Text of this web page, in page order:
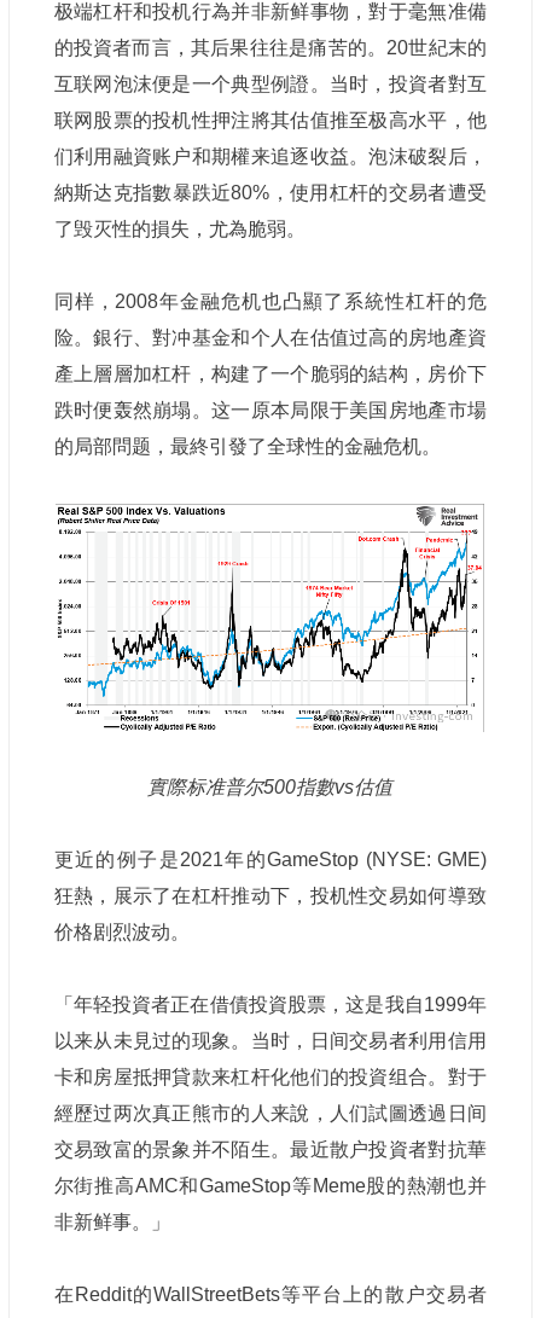
极端杠杆和投机行為并非新鲜事物，對于毫無准備
的投資者而言，其后果往往是痛苦的。20世紀末的
互联网泡沫便是一个典型例證。当时，投資者對互
联网股票的投机性押注將其估值推至极高水平，他
们利用融資账户和期權来追逐收益。泡沫破裂后，
納斯达克指數暴跌近80%，使用杠杆的交易者遭受
了毁灭性的損失，尤為脆弱。
同样，2008年金融危机也凸顯了系統性杠杆的危
险。銀行、對冲基金和个人在估值过高的房地產資
產上層層加杠杆，构建了一个脆弱的結构，房价下
跌时便轰然崩塌。这一原本局限于美国房地產市場
的局部問题，最終引發了全球性的金融危机。
實際标准普尔500指數vs估值
更近的例子是2021年的GameStop (NYSE: GME)
狂熱，展示了在杠杆推动下，投机性交易如何導致
价格剧烈波动。
「年轻投資者正在借債投資股票，这是我自1999年
以来从未見过的现象。当时，日间交易者利用信用
卡和房屋抵押貸款来杠杆化他们的投資组合。對于
經歷过两次真正熊市的人来說，人们試圖透過日间
交易致富的景象并不陌生。最近散户投資者對抗華
尔街推高AMC和GameStop等Meme股的熱潮也并
非新鲜事。」
在Reddit的WallStreetBets等平台上的散户交易者